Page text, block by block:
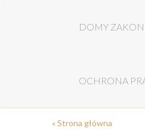
DOMY
OCHRONA
« Strona główna